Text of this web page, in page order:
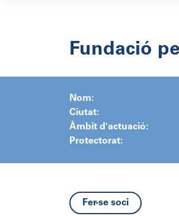
Fundació
Nom:
Ciutat:
Àmbit d'actuació:
Protectorat:
Fer-se soci